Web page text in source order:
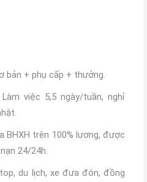
bản + phụ cấp + thưởng.
Làm việc 5,5 ngày/tuần, nghỉ
BHXH trên 100% lương, được
24/24h.
du lịch, xe đưa đón, đồng